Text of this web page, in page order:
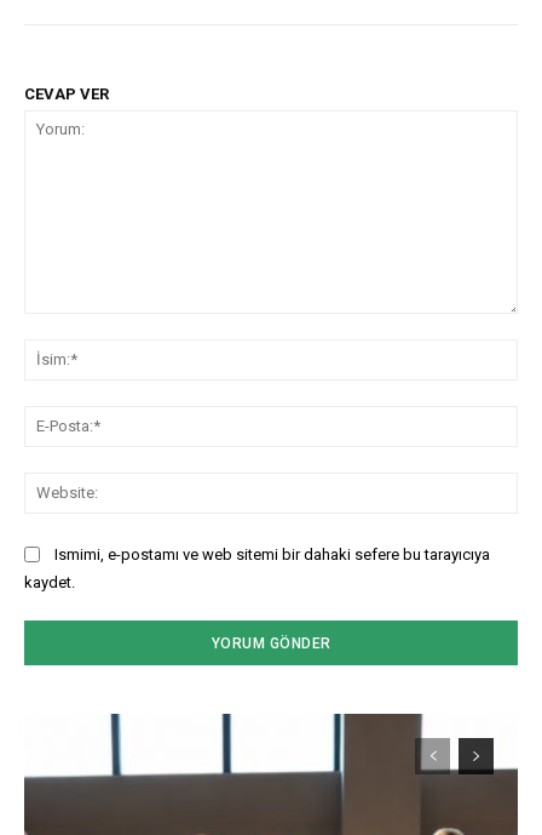
CEVAP VER
Ismimi, e-postamı ve web sitemi bir dahaki sefere bu tarayıcıya
kaydet.